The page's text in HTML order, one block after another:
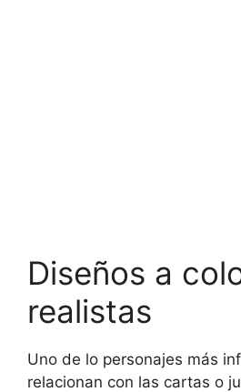
Diseños a
realistas
Uno de lo personajes más
relacionan con las cartas o